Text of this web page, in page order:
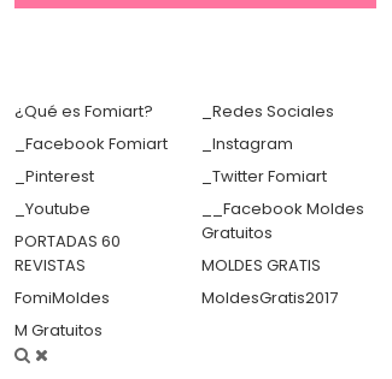
¿Qué es Fomiart?
_Redes Sociales
_Facebook Fomiart
_Instagram
_Pinterest
_Twitter Fomiart
_Youtube
__Facebook Moldes
Gratuitos
PORTADAS 60
REVISTAS
MOLDES GRATIS
FomiMoldes
MoldesGratis2017
M Gratuitos